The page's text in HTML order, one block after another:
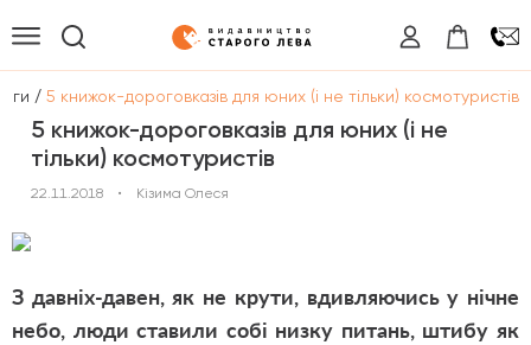
/ 5 книжок-дороговказів для юних (і не тільки) космотуристів
5 книжок-дороговказів для юних (і не
тільки) космотуристів
22.11.2018 • Кізима Олеся
З давніх-давен, як не крути, вдивляючись у нічне
небо, люди ставили собі низку питань, штибу як